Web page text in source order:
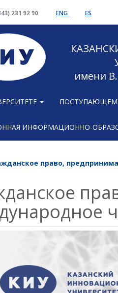
231 92 90 ENG ES
имени
ИНФОРМАЦИОННО-
право,